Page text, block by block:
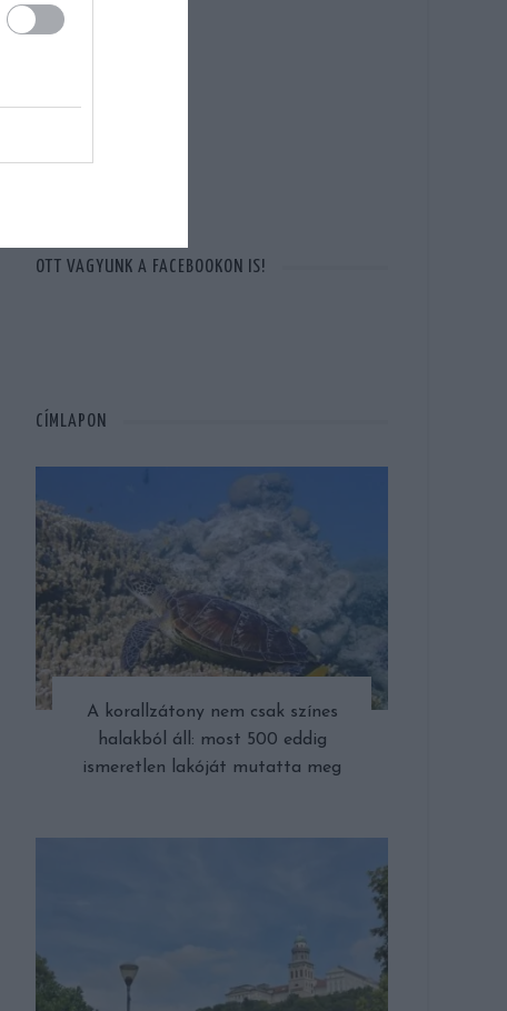
OTT VAGYUNK A FACEBOOKON IS!
CÍMLAPON
A korallzátony nem csak színes
halakból áll: most 500 eddig
ismeretlen lakóját mutatta meg